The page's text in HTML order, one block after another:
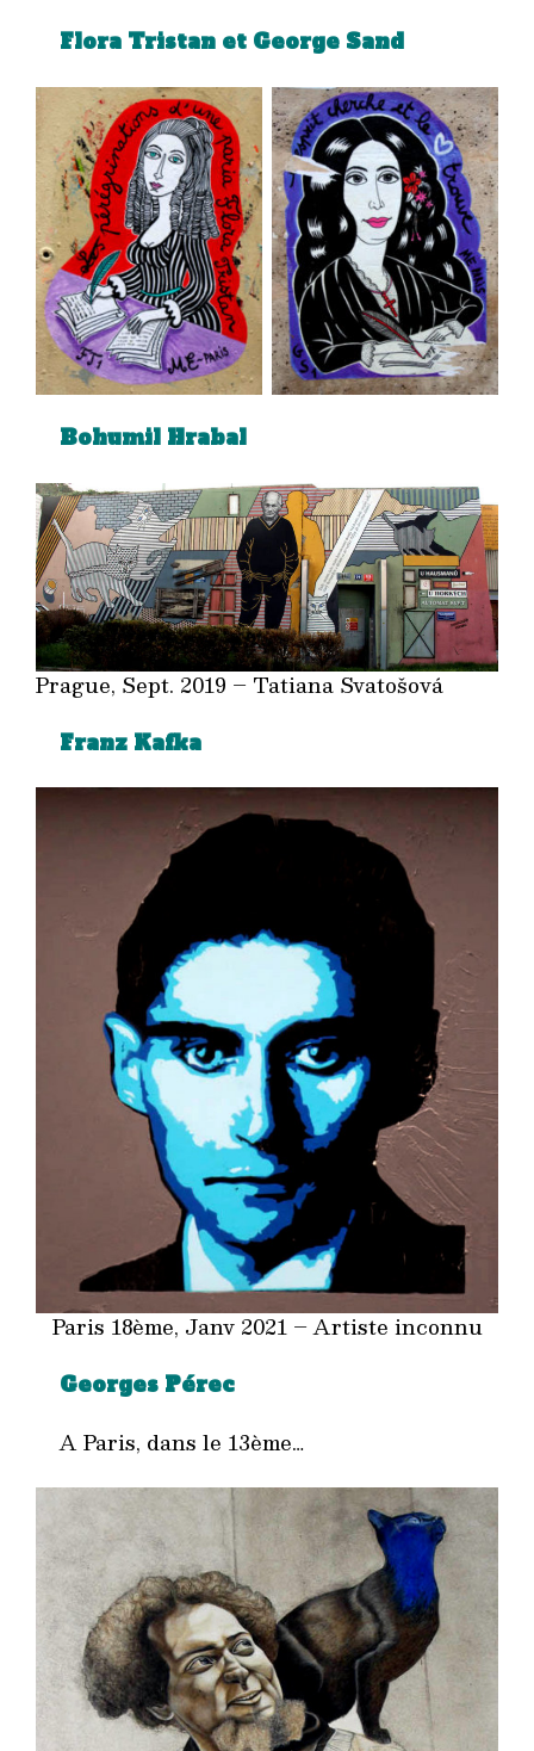
Flora Tristan et George Sand
Aucune légende Aucune légende
Bohumil Hrabal
Prague, Sept. 2019 – Tatiana Svatošová
Franz Kafka
Paris 18ème, Janv 2021 – Artiste inconnu
Georges Pérec
A Paris, dans le 13ème…